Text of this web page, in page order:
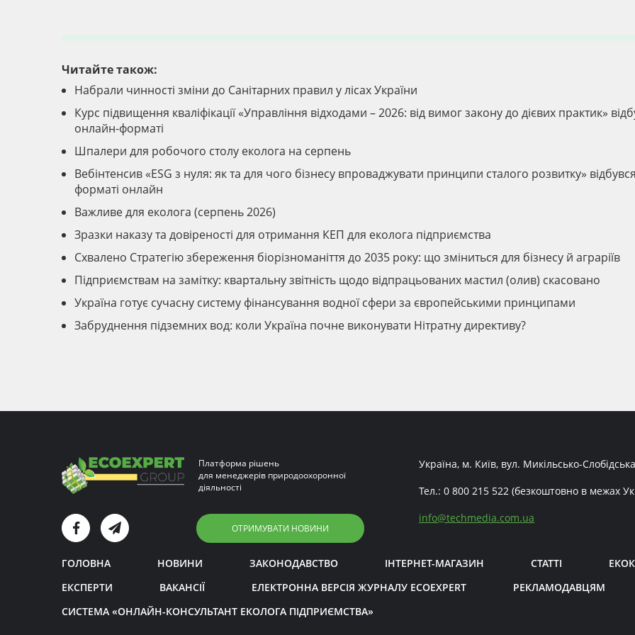
Читайте також:
Набрали чинності зміни до Санітарних правил у лісах України
Курс підвищення кваліфікації «Управління відходами – 2026: від вимог закону до дієвих практик»
онлайн-форматі
Шпалери для робочого столу еколога на серпень
Вебінтенсив «ESG з нуля: як та для чого бізнесу впроваджувати принципи сталого розвитку» відбувся
форматі онлайн
Важливе для еколога (серпень 2026)
Зразки наказу та довіреності для отримання КЕП для еколога підприємства
Схвалено Стратегію збереження біорізноманіття до 2035 року: що зміниться для бізнесу й аграріїв
Підприємствам на замітку: квартальну звітність щодо відпрацьованих мастил (олив) скасовано
Україна готує сучасну систему фінансування водної сфери за європейськими принципами
Забруднення підземних вод: коли Україна почне виконувати Нітратну директиву?
Платформа рішень
для менеджерів природоохоронної
діяльності
ОТРИМУВАТИ НОВИНИ
Україна, м. Київ, вул. Микільсько-
Тел.: 0 800 215 522 (безкоштовно в межах
info@techmedia.com.ua
ГОЛОВНА НОВИНИ ЗАКОНОДАВСТВО ІНТЕРНЕТ-МАГАЗИН СТАТТІ
ЕКСПЕРТИ
ВАКАНСІЇ ЕЛЕКТРОННА ВЕРСІЯ ЖУРНАЛУ ECOEXPERT РЕКЛАМОДАВЦЯМ
СИСТЕМА «ОНЛАЙН-КОНСУЛЬТАНТ ЕКОЛОГА ПІДПРИЄМСТВА»